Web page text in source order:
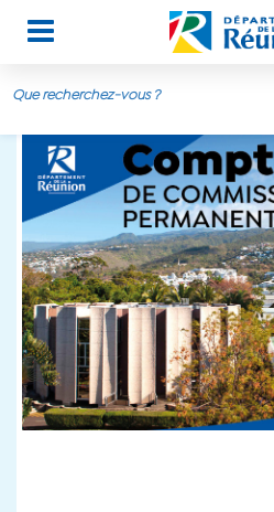
Aller au contenu principal